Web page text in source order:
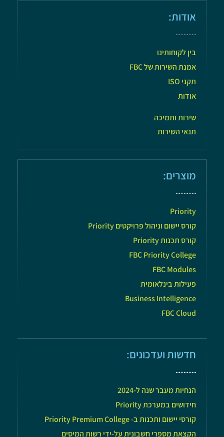
אודות:
בין לקוחותינו
אמנת השירות של FBC
תקני ISO
אודות
שירות ותמיכה
תנאי השירות
מוצרים:
Priority
קורס יישום וניהול פרויקטים Priority
קורס תכנות Priority
FBC Priority College
FBC Modules
פעילות בינלאומית
Business Intelligence
FBC Cloud
חדשות ועדכונים:
הנחיות מעבר שנה ל-2024
חידושים במערכת Priority
קורסי יישום ותכנות ב- Priority Premium College
הקצאת מספרי חשבונית על-ידי רשות המיסים